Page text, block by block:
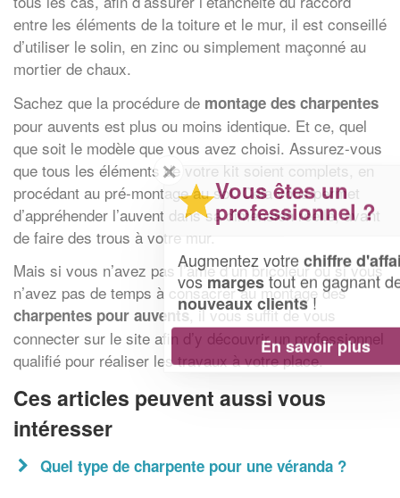
entre les éléments de la toiture et le mur, il est conseillé
d’utiliser le solin, en zinc ou simplement maçonné au
mortier de chaux.
Sachez que la procédure de montage des charpentes
pour auvents est plus ou moins identique. Et ce, quel
que soit le modèle que vous avez choisi. Assurez-vous
que tous les éléments de votre kit soient complets, en
procédant au pré-montage au sol. Cela vous permet
d’appréhender l’auvent dans sa dimension réelle, avant
de faire des trous à votre mur.
Mais si vous n’avez pas l’âme d’un bricoleur ou si vous
n’avez pas de temps à consacrer au montage des
charpentes pour auvents, il vous suffit de vous
connecter sur le site afin d’y découvrir un professionnel
qualifié pour réaliser les travaux à votre place.
Ces articles peuvent aussi vous
intéresser
Quel type de charpente pour une véranda ?
✕
Vous êtes un
professionnel ?
Augmentez votrechiffre d'affaireset
vosmargestout en gagnant de
nouveaux clients!
En savoir plus